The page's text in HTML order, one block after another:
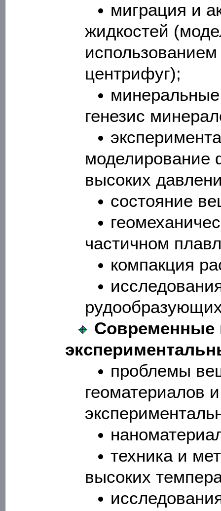
миграция и
жидкостей
центрифуг);
генезис
моделирование
высоких
состояние
частичном
компакция
Современные
проблемы
геоматериалов
техника и
высоких